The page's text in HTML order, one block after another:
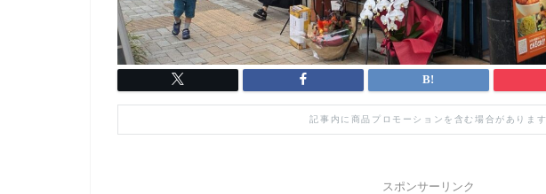
記事内に商品プロモーションを含む場合があります
スポンサーリンク